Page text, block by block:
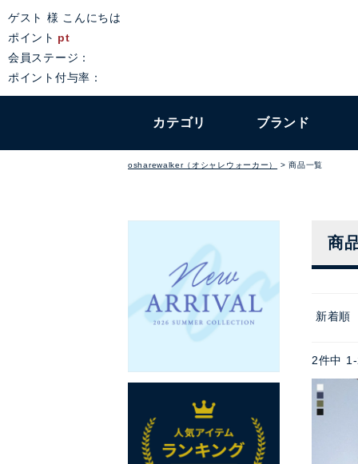
ゲスト 様 こんにちは
ポイント pt
会員ステージ：
ポイント付与率：
カテゴリ ブランド
osharewalker（オシャレウォーカー） 商品一覧
商
新着順
2件中 1 -